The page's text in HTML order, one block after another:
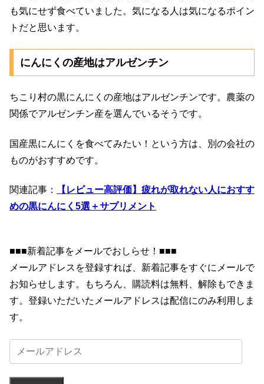
も気にせず食べていました。気になる人は気になるポイン
トだと思います。
にんにくの産地はアルゼンチン
ちこり村の黒にんにくの産地はアルゼンチンです。農薬の
関係でアルゼンチン産を選んでいるそうです。
国産黒にんにくを食べてみたい！という方は、別の会社の
ものがおすすめです。
関連記事：
【レビュー高評価】疲れが取れない人におすす
めの黒にんにく5選＋サプリメント
■■■新着記事をメールでおしらせ！■■■
メールアドレスを登録すれば、新着記事をすぐにメールで
お知らせします。もちろん、購読料は無料、解除もできま
す。登録いただいたメールアドレスは配信にのみ利用しま
す。